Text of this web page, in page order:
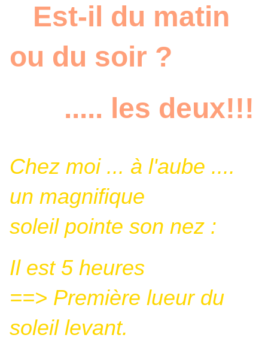
Est-il du matin
ou du soir ?
..... les deux!!!
Chez moi ... à l'aube ....
un magnifique
soleil pointe son nez :
Il est 5 heures
==> Première lueur du
soleil levant.